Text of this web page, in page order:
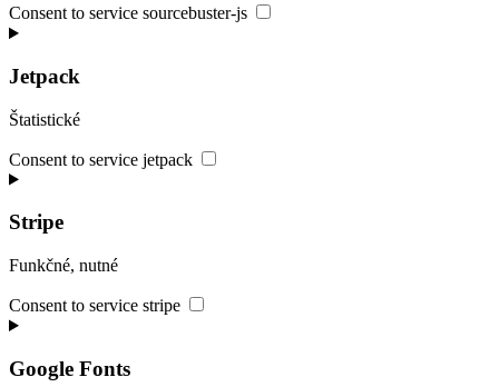
Consent to service sourcebuster-js
Jetpack
Štatistické
Consent to service jetpack
Stripe
Funkčné, nutné
Consent to service stripe
Google Fonts